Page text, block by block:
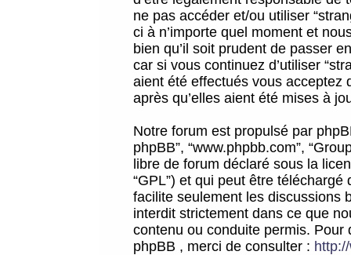
ne pas accéder et/ou utiliser
ci à n’importe quel moment et
bien qu’il soit prudent de passer
car si vous continuez d’utiliser
aient été effectués vous acceptez
après qu’elles aient été mises à
Notre forum est propulsé par
phpBB”, “www.phpbb.com”,
libre de forum déclaré sous la
“GPL”) et qui peut être téléchargé
facilite seulement les discussions
interdit strictement dans ce que
contenu ou conduite permis.
phpBB , merci de consulter :